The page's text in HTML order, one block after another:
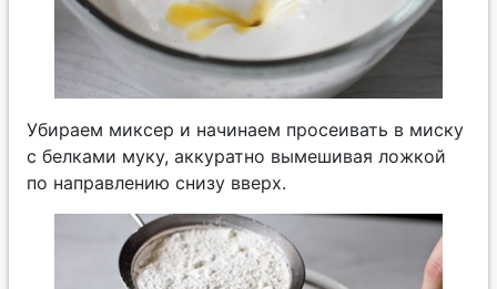
Убираем миксер и начинаем просеивать в миску
с белками муку, аккуратно вымешивая ложкой
по направлению снизу вверх.